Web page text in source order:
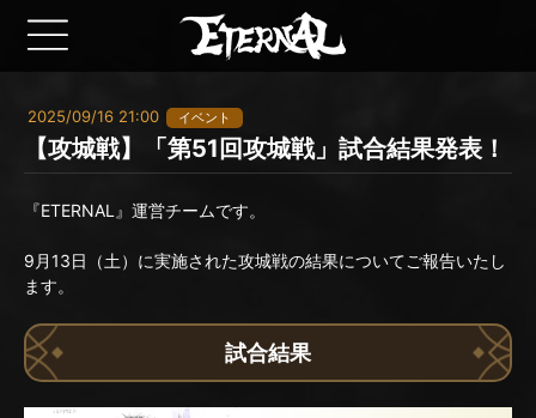
2025/09/16 21:00 イベント
【攻城戦】「第51回攻城戦」試合結果発表！
『ETERNAL』運営チームです。
9月13日（土）に実施された攻城戦の結果についてご報告いたし
ます。
試合結果